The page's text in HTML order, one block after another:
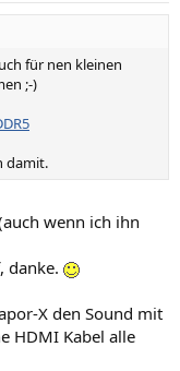
für nen kleinen
;-)
damit.
wenn ich ihn
danke.
X den Sound mit
HDMI Kabel alle